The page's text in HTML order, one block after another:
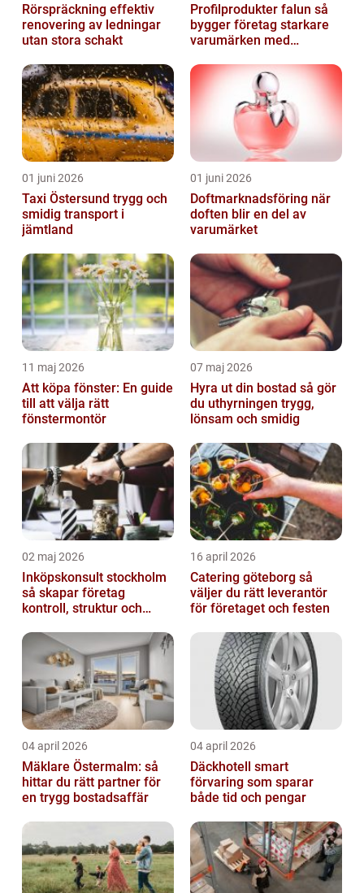
Rörspräckning effektiv
renovering av ledningar
utan stora schakt
Profilprodukter falun så
bygger företag starkare
varumärken med
01 juni 2026
Taxi Östersund trygg och
smidig transport i
jämtland
01 juni 2026
Doftmarknadsföring när
doften blir en del av
varumärket
11 maj 2026
Att köpa fönster: En guide
till att välja rätt
fönstermontör
07 maj 2026
Hyra ut din bostad så gör
du uthyrningen trygg,
lönsam och smidig
02 maj 2026
Inköpskonsult stockholm
så skapar företag
kontroll, struktur och
16 april 2026
Catering göteborg så
väljer du rätt leverantör
för företaget och festen
04 april 2026
Mäklare Östermalm: så
hittar du rätt partner för
en trygg bostadsaffär
04 april 2026
Däckhotell smart
förvaring som sparar
både tid och pengar